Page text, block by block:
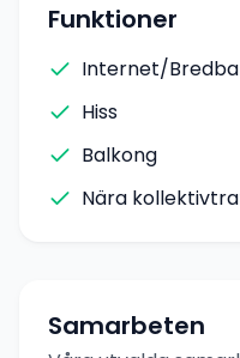
Funktioner
Internet/
Hiss
Balkong
Nära
Samarbeten